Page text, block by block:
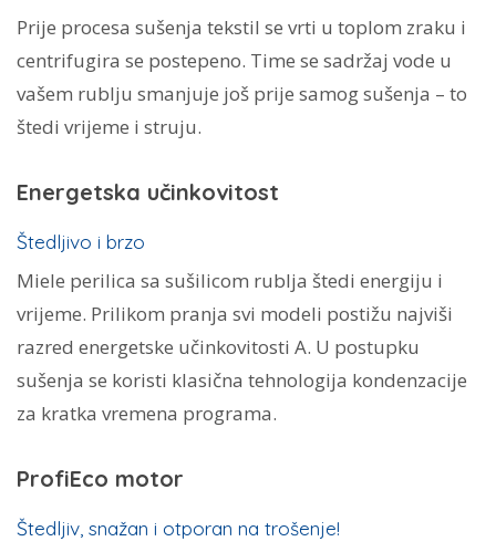
Prije procesa sušenja tekstil se vrti u toplom zraku i
centrifugira se postepeno. Time se sadržaj vode u
vašem rublju smanjuje još prije samog sušenja – to
štedi vrijeme i struju.
Energetska učinkovitost
Štedljivo i brzo
Miele perilica sa sušilicom rublja štedi energiju i
vrijeme. Prilikom pranja svi modeli postižu najviši
razred energetske učinkovitosti A. U postupku
sušenja se koristi klasična tehnologija kondenzacije
za kratka vremena programa.
ProfiEco motor
Štedljiv, snažan i otporan na trošenje!